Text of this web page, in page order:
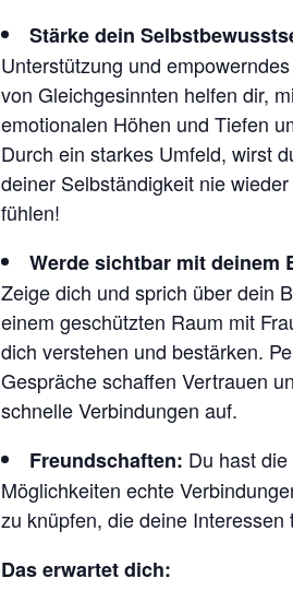
Stärke dein
Unterstützung und
von Gleichgesinnten helfen dir,
emotionalen Höhen und Tiefen
Durch ein starkes Umfeld, wirst
deiner Selbständigkeit nie
fühlen!
Werde sichtbar mit deinem
Zeige dich und sprich über dein
einem geschützten Raum mit
dich verstehen und bestärken.
Gespräche schaffen Vertrauen
schnelle Verbindungen auf.
Freundschaften: Du hast die
Möglichkeiten echte
zu knüpfen, die deine Interessen
Das erwartet dich: